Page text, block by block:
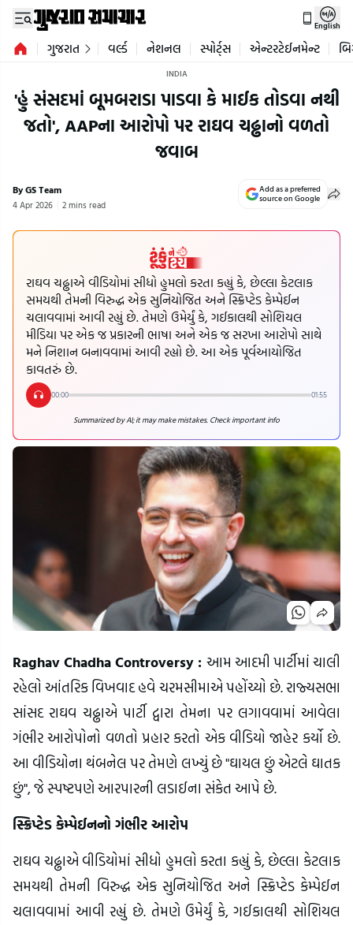
English
ગુજરાત વર્લ્ડ નેશનલ સ્પોર્ટ્સ એન્ટરટેઈનમેન્ટ
INDIA
'હું સંસદમાં બૂમબરાડા પાડવા કે માઈક તોડવા નથી
જતો', AAPના આરોપો પર રાઘવ ચઢ્ઢાનો વળતો
જવાબ
By GS Team
4 Apr 2026 2 mins read
Add as a preferred
source on Google
રાઘવ ચઢ્ઢાએ વીડિયોમાં સીધો હુમલો કરતા કહ્યું કે, છેલ્લા કેટલાક
સમયથી તેમની વિરુદ્ધ એક સુનિયોજિત અને સ્ક્રિપ્ટેડ કેમ્પેઈન
ચલાવવામાં આવી રહ્યું છે. તેમણે ઉમેર્યું કે, ગઈકાલથી સોશિયલ
મીડિયા પર એક જ પ્રકારની ભાષા અને એક જ સરખા આરોપો સાથે
મને નિશાન બનાવવામાં આવી રહ્યો છે. આ એક પૂર્વઆયોજિત
કાવતરું છે.
00:00 01:55
Summarized by AI; it may make mistakes. Check important info
Raghav Chadha Controversy : આમ આદમી પાર્ટીમાં ચાલી
રહેલો આંતરિક વિખવાદ હવે ચરમસીમાએ પહોંચ્યો છે. રાજ્યસભા
સાંસદ રાઘવ ચઢ્ઢાએ પાર્ટી દ્વારા તેમના પર લગાવવામાં આવેલા
ગંભીર આરોપોનો વળતો પ્રહાર કરતો એક વીડિયો જાહેર કર્યો છે.
આ વીડિયોના થંબનેલ પર તેમણે લખ્યું છે "ઘાયલ છું એટલે ઘાતક
છું", જે સ્પષ્ટપણે આરપારની લડાઈના સંકેત આપે છે.
સ્ક્રિપ્ટેડ કેમ્પેઈનનો ગંભીર આરોપ
રાઘવ ચઢ્ઢાએ વીડિયોમાં સીધો હુમલો કરતા કહ્યું કે, છેલ્લા કેટલાક
સમયથી તેમની વિરુદ્ધ એક સુનિયોજિત અને સ્ક્રિપ્ટેડ કેમ્પેઈન
ચલાવવામાં આવી રહ્યું છે. તેમણે ઉમેર્યું કે, ગઈકાલથી સોશિયલ